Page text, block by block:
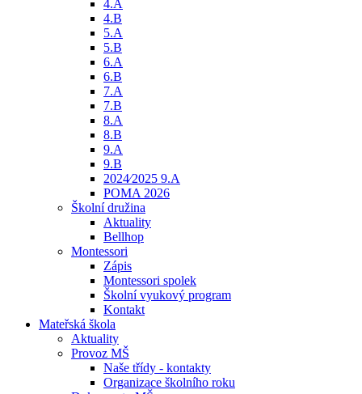
4.A
4.B
5.A
5.B
6.A
6.B
7.A
7.B
8.A
8.B
9.A
9.B
2024⁄2025 9.A
POMA 2026
Školní družina
Aktuality
Bellhop
Montessori
Zápis
Montessori spolek
Školní vyukový program
Kontakt
Mateřská škola
Aktuality
Provoz MŠ
Naše třídy - kontakty
Organizace školního roku